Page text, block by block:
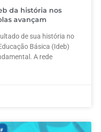
da história nos
avançam
de sua história no
Básica (Ideb)
A rede